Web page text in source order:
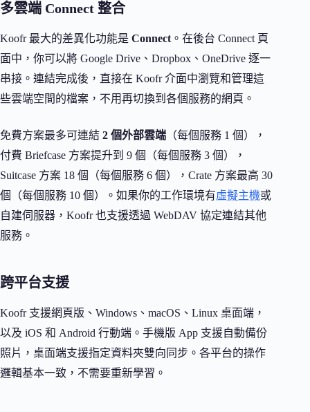
多雲端 Connect 整合
Koofr 最大的差異化功能是 Connect 。在後台 Connect 頁
面中，你可以將 Google Drive、Dropbox、OneDrive 逐一
串接。連結完成後，直接在 Koofr 介面中瀏覽和管理這
些雲端空間的檔案，不用再切換到各個服務的網頁。
免費方案最多可連結 2 個外部雲端 （每個服務 1 個），
付費 Briefcase 方案提升到 9 個（每個服務 3 個），
Suitcase 方案 18 個（每個服務 6 個），Crate 方案最高 30
個（每個服務 10 個）。如果你的工作環境有虛擬主機或
自建伺服器，Koofr 也支援透過 WebDAV 協定連結其他
服務。
跨平台支援
Koofr 支援網頁版、Windows、macOS、Linux 桌面端，
以及 iOS 和 Android 行動端。手機版 App 支援自動備份
照片，桌面端支援指定資料夾雙向同步。各平台的操作
邏輯基本一致，不需要重新學習。